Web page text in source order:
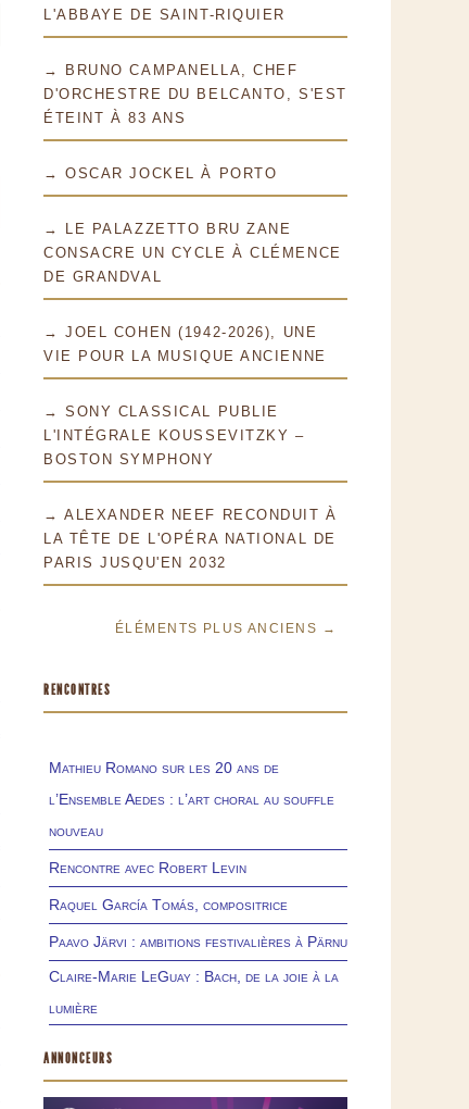
L'ABBAYE DE SAINT-RIQUIER
→ BRUNO CAMPANELLA, CHEF
D'ORCHESTRE DU BELCANTO, S'EST
ÉTEINT À 83 ANS
→ OSCAR JOCKEL À PORTO
→ LE PALAZZETTO BRU ZANE
CONSACRE UN CYCLE À CLÉMENCE
DE GRANDVAL
→ JOEL COHEN (1942-2026), UNE
VIE POUR LA MUSIQUE ANCIENNE
→ SONY CLASSICAL PUBLIE
L'INTÉGRALE KOUSSEVITZKY –
BOSTON SYMPHONY
→ ALEXANDER NEEF RECONDUIT À
LA TÊTE DE L'OPÉRA NATIONAL DE
PARIS JUSQU'EN 2032
ÉLÉMENTS PLUS ANCIENS →
RENCONTRES
Mathieu Romano sur les 20 ans de
l’Ensemble Aedes : l’art choral au souffle
nouveau
Rencontre avec Robert Levin
Raquel García Tomás, compositrice
Paavo Järvi : ambitions festivalières à Pärnu
Claire-Marie LeGuay : Bach, de la joie à la
lumière
ANNONCEURS